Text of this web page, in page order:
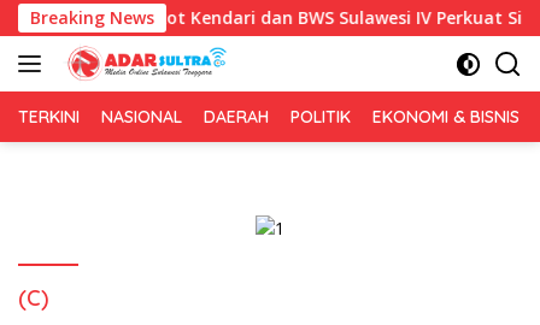
Langsung
ke
konten
Breaking News
81, Pemkot Kendari dan BWS Sulawesi IV Perkuat Sinergi
TERKINI NASIONAL DAERAH POLITIK EKONOMI & BISNIS
(C)